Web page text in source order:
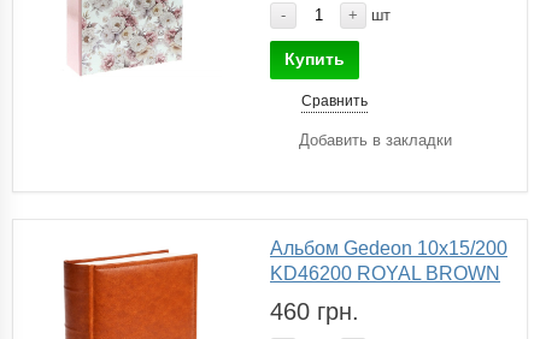
- + шт
Купить
Сравнить
Добавить в закладки
Альбом Gedeon 10х15/200
KD46200 ROYAL BROWN
460 грн.